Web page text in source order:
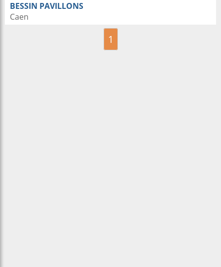
BESSIN PAVILLONS
Caen
1